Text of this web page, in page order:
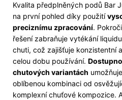
Kvalita předplněných podů Bar
na první pohled díky použití
preciznímu zpracování.
řešení zabraňuje vytékání
chuti, což zajišťuje konzistentní
celou dobu používání.
chutových variantách
oblíbenou kombinaci od
komplexní chuťové kompozice.